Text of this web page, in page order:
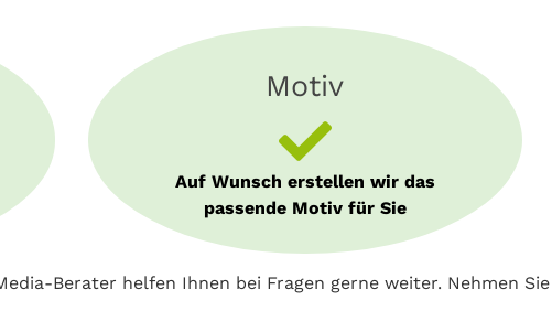
Motiv
Auf Wunsch erstellen wir das
passende Motiv für Sie
Berater helfen Ihnen bei Fragen gerne weiter. Nehmen